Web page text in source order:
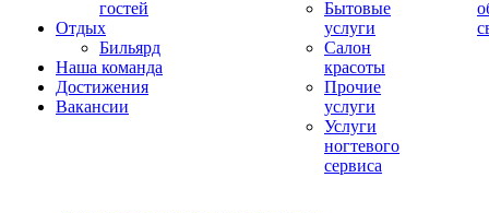
гостей
Отдых
Бильярд
Наша команда
Достижения
Вакансии
Бытовые
услуги
Салон
красоты
Прочие
услуги
Услуги
ногтевого
сервиса